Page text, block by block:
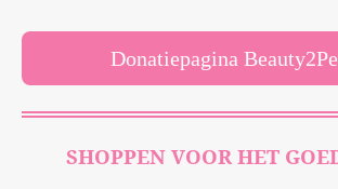
Donatiepagina
SHOPPEN VOOR HET